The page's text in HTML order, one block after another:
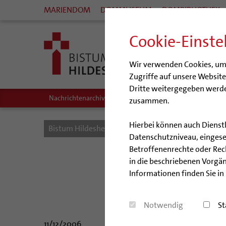
Cookie-
Wir verwenden Cookies,
Zugriffe auf unsere
Dritte weitergegeben
zusammen.
Hierbei können auch
Datenschutzniveau,
Betroffenenrechte oder
in die beschriebenen
Informationen finden Sie in
Notwendig
MARIENDOM DOMMUSEUM DOMBIBLIOTHEK
Nachrichtenarchiv Audio/Podcasts
Bistum Hildesheim Bistum Nachrichten
Benediktinerin
11/12/2006